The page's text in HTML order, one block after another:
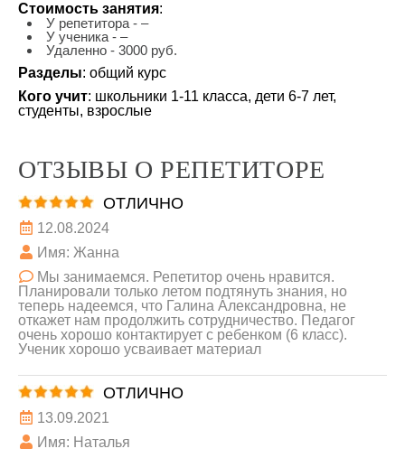
Стоимость занятия:
У репетитора - –
У ученика - –
Удаленно - 3000 руб.
Разделы: общий курс
Кого учит: школьники 1-11 класса, дети 6-7 лет,
студенты, взрослые
ОТЗЫВЫ О РЕПЕТИТОРЕ
ОТЛИЧНО
12.08.2024
Имя: Жанна
Мы занимаемся. Репетитор очень нравится.
Планировали только летом подтянуть знания, но
теперь надеемся, что Галина Александровна, не
откажет нам продолжить сотрудничество. Педагог
очень хорошо контактирует с ребенком (6 класс).
Ученик хорошо усваивает материал
ОТЛИЧНО
13.09.2021
Имя: Наталья